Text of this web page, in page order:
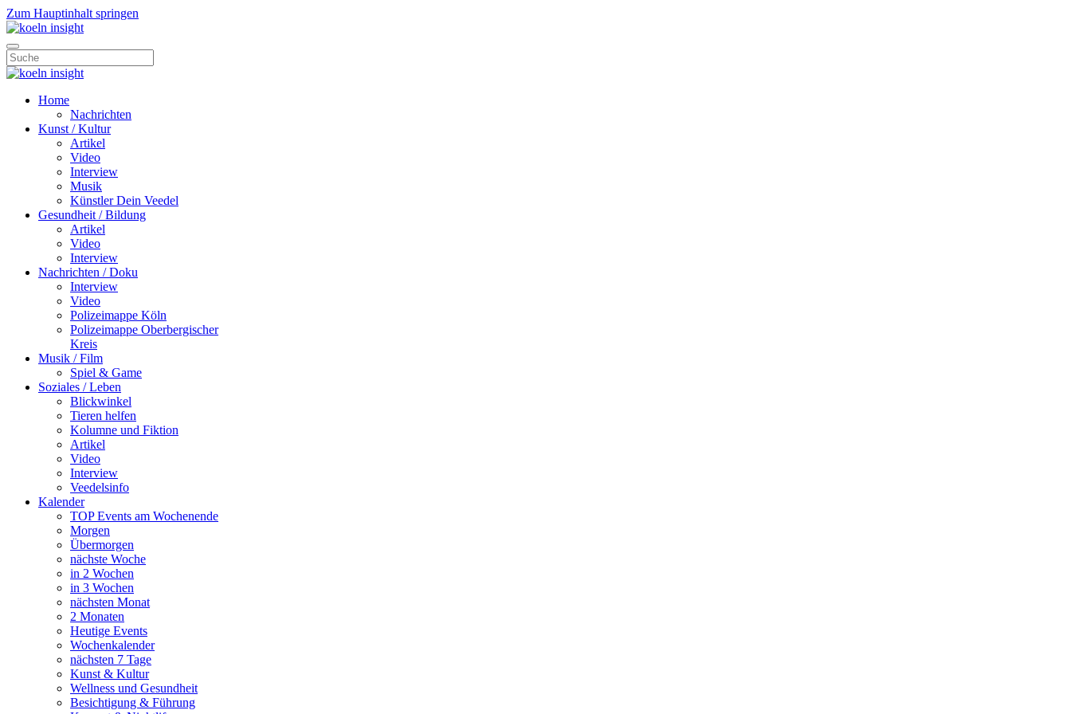
Zum Hauptinhalt springen
Home
Nachrichten
Kunst / Kultur
Artikel
Video
Interview
Musik
Künstler Dein Veedel
Gesundheit / Bildung
Artikel
Video
Interview
Nachrichten / Doku
Interview
Video
Polizeimappe Köln
Polizeimappe Oberbergischer
Kreis
Musik / Film
Spiel & Game
Soziales / Leben
Blickwinkel
Tieren helfen
Kolumne und Fiktion
Artikel
Video
Interview
Veedelsinfo
Kalender
TOP Events am Wochenende
Morgen
Übermorgen
nächste Woche
in 2 Wochen
in 3 Wochen
nächsten Monat
2 Monaten
Heutige Events
Wochenkalender
nächsten 7 Tage
Kunst & Kultur
Wellness und Gesundheit
Besichtigung & Führung